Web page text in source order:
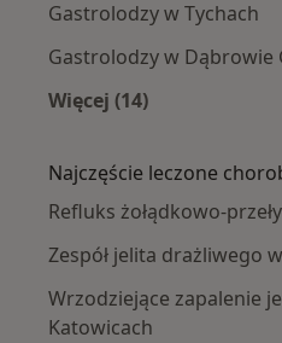
Gastrolodzy w Tychach
Gastrolodzy w Dąbrowie
Więcej (14)
Najczęście leczone
Refluks żołądkowo-
Zespół jelita drażliwego
Wrzodziejące zapalenie
Katowicach